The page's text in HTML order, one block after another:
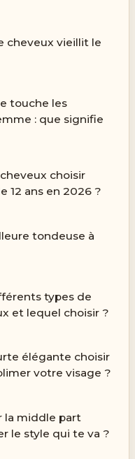
cheveux vieillit le
touche les
: que signifie
choisir
12 ans en 2026 ?
tondeuse à
types de
et lequel choisir ?
élégante choisir
votre visage ?
la middle part
le style qui te va ?